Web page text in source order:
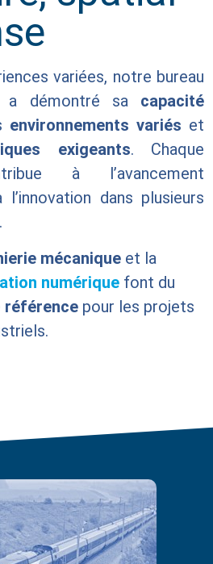
variées, notre bureau
a démontré sa capacité
environnements variés et
exigeants. Chaque
à l’avancement
dans plusieurs
mécanique et la
numérique font du
référence pour les projets